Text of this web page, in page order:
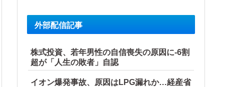
外部配信記事
株式投資、若年男性の自信喪失の原因に-6割
超が「人生の敗者」自認
イオン爆発事故、原因はLPG漏れか…経産省